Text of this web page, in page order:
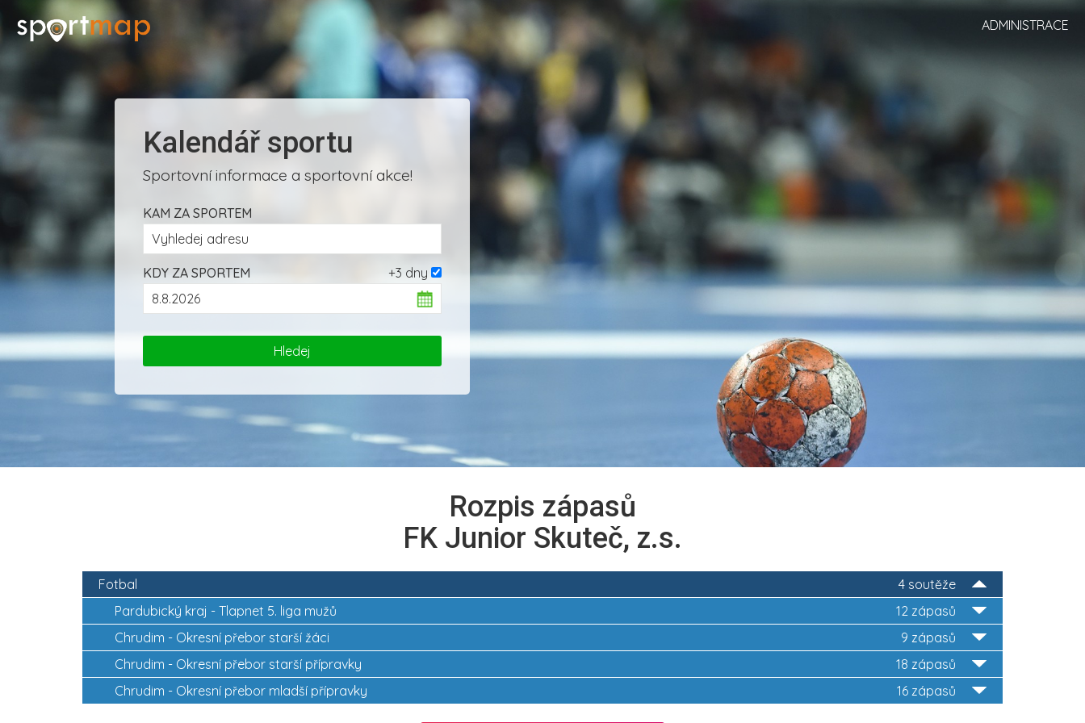
ADMINISTRACE
Kalendář sportu
Sportovní informace a sportovní akce!
KAM ZA SPORTEM
+3 dny
KDY ZA SPORTEM
Rozpis zápasů
FK Junior Skuteč, z.s.
4 soutěže
Fotbal
12 zápasů
Pardubický kraj - Tlapnet 5. liga mužů
9 zápasů
Chrudim - Okresní přebor starší žáci
18 zápasů
Chrudim - Okresní přebor starší přípravky
16 zápasů
Chrudim - Okresní přebor mladší přípravky